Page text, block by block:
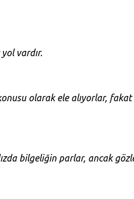
vardır.
olarak ele alıyorlar, fakat
bilgeliğin parlar, ancak